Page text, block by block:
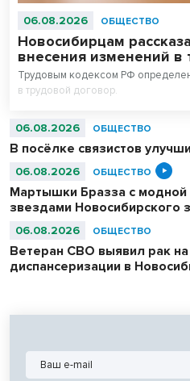
06.08.2026 ОБЩЕСТВО
Новосибирцам
внесения изменений в
Трудовым кодексом РФ
в трудовой договор.
06.08.2026 ОБЩЕСТВО
В посёлке связистов
06.08.2026 ОБЩЕСТВО
Мартышки Бразза с модной
звездами Новосибирского
06.08.2026 ОБЩЕСТВО
Ветеран СВО выявил рак
диспансеризации в